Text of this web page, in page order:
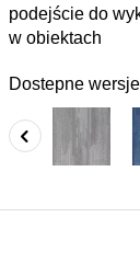
podejście do
w obiektach
Dostepne